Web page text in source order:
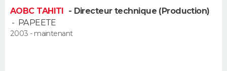
FORUM
Bricolage
Lifestyle
Culture
Sport
Auto
Television
Voyage
Cinema
AOBC TAHITI - Directeur technique (Production)
- PAPEETE
2003 - maintenant